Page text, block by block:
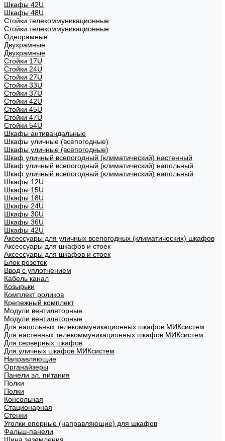
Шкафы 42U
Шкафы 48U
Стойки телекоммуникационные
Стойки телекоммуникационные
Однорамные
Двухрамные
Двухрамные
Стойки 17U
Стойки 24U
Стойки 27U
Стойки 33U
Стойки 37U
Стойки 42U
Стойки 45U
Стойки 47U
Стойки 54U
Шкафы антивандальные
Шкафы уличные (всепогодные)
Шкафы уличные (всепогодные)
Шкаф уличный всепогодный (климатический) настенный
Шкаф уличный всепогодный (климатический) напольный
Шкаф уличный всепогодный (климатический) напольный
Шкафы 12U
Шкафы 15U
Шкафы 18U
Шкафы 24U
Шкафы 30U
Шкафы 36U
Шкафы 42U
Аксессуары для уличных всепогодных (климатических) шкафов
Аксессуары для шкафов и стоек
Аксессуары для шкафов и стоек
Блок розеток
Ввод с уплотнением
Кабель канал
Козырьки
Комплект роликов
Крепежный комплект
Модули вентиляторные
Модули вентиляторные
Для напольных телекоммуникационных шкафов МИКсистем
Для настенных телекоммуникационных шкафов МИКсистем
Для серверных шкафов
Для уличных шкафов МИКсистем
Направляющие
Органайзеры
Панели эл. питания
Полки
Полки
Консольная
Стационарная
Стенки
Уголки опорные (направляющие) для шкафов
Фальш-панели